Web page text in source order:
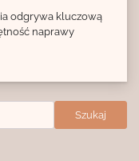
odgrywa kluczową
naprawy
Szukaj